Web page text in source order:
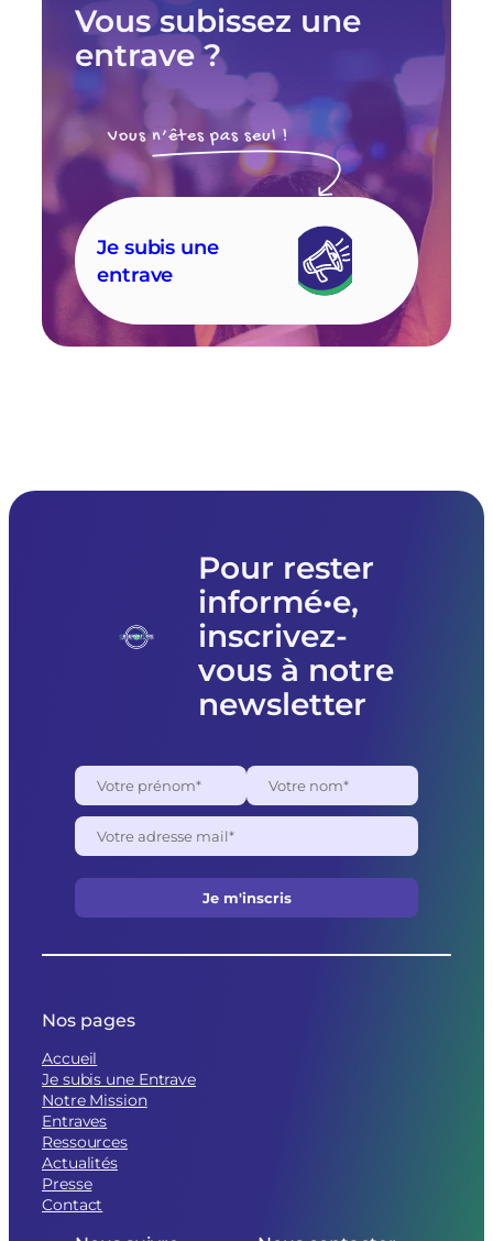
Vous subissez une
entrave ?
Vous n’êtes pas seul !
Je subis une
entrave
Pour rester
informé•e,
inscrivez-
vous à notre
newsletter
Nos pages
Accueil
Je subis une Entrave
Notre Mission
Entraves
Ressources
Actualités
Presse
Contact